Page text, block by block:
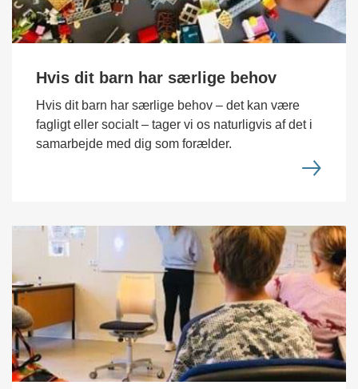
Hvis dit barn har særlige behov
Hvis dit barn har særlige behov – det kan være
fagligt eller socialt – tager vi os naturligvis af det i
samarbejde med dig som forælder.